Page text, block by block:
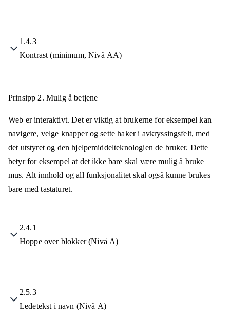
1.4.3
Kontrast (minimum, Nivå AA)
Prinsipp 2. Mulig å betjene
Web er interaktivt. Det er viktig at brukerne for eksempel kan
navigere, velge knapper og sette haker i avkryssingsfelt, med
det utstyret og den hjelpemiddelteknologien de bruker. Dette
betyr for eksempel at det ikke bare skal være mulig å bruke
mus. Alt innhold og all funksjonalitet skal også kunne brukes
bare med tastaturet.
2.4.1
Hoppe over blokker (Nivå A)
2.5.3
Ledetekst i navn (Nivå A)